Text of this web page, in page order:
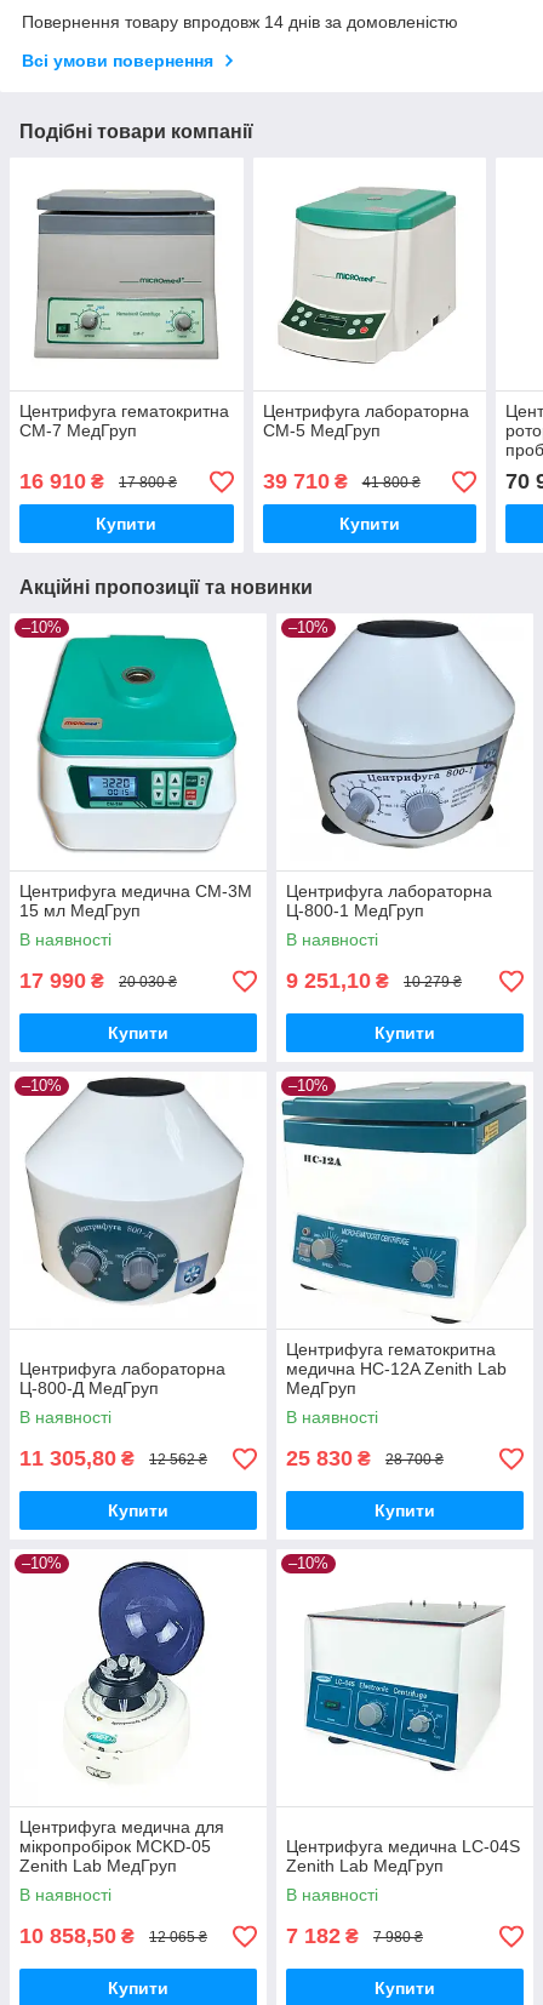
Повернення товару впродовж 14 днів за домовленістю
Всі умови повернення
Подібні товари компанії
Центрифуга гематокритна
CM-7 МедГруп
16 910 ₴ 17 800 ₴
Купити
Центрифуга лабораторна
СМ-5 МедГруп
39 710₴ 41 800 ₴
Купити
70
Акційні пропозиції та новинки
–10%
Центрифуга медична СМ-3М
15 мл МедГруп
В наявності
17 990 ₴ 20 030 ₴
Купити
–10%
Центрифуга лабораторна
Ц-800-1 МедГруп
В наявності
9 251,10 ₴ 10 279 ₴
Купити
–10%
Центрифуга лабораторна
Ц-800-Д МедГруп
В наявності
11 305,80 ₴ 12 562 ₴
Купити
–10%
Центрифуга гематокритна
медична HC-12A Zenith Lab
МедГруп
В наявності
25 830 ₴ 28 700 ₴
Купити
–10%
Центрифуга медична для
мікропробірок MCKD-05
Zenith Lab МедГруп
В наявності
10 858,50 ₴ 12 065 ₴
Купити
–10%
Центрифуга медична LC-04S
Zenith Lab МедГруп
В наявності
7 182 ₴ 7 980 ₴
Купити